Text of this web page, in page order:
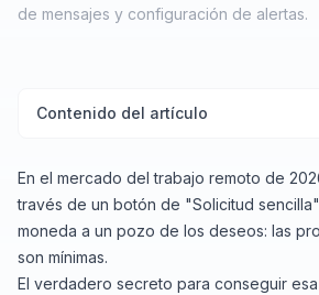
de mensajes y configuración de alertas.
Contenido del artículo
En el mercado del trabajo remoto de
través de un botón de "Solicitud
moneda a un pozo de los deseos: las
son mínimas.
El verdadero secreto para conseguir